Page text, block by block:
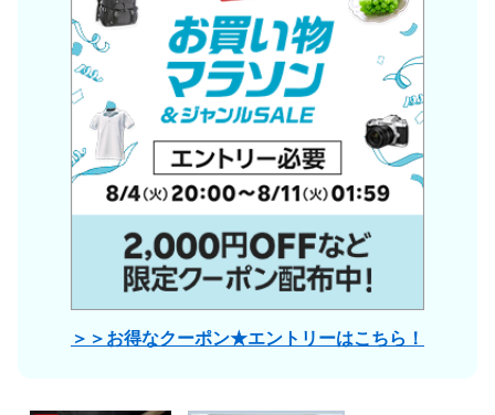
＞＞お得なクーポン★エントリーはこちら！